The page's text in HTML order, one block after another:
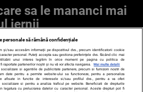
sa le mananci mai
iernii
personale să rămână confidențiale
și/sau accesăm informații pe dispozitivul dvs., precum identificatorii cookie
personal. Puteți accepta sau gestiona preferințele dvs. făcând clic mai
unui interes legitim în orice moment pe pagina cu politica de
raportate partenerilor noștri și nu vă vor afecta navigarea.
Mai multe detalii
si agentiile de publicitate partenere, precum si furnizorii nostri de
date pentru a permite website-ului sa functioneze, pentru a personaliza
afisate in functie de interesele si/sau profilul dvs., pentru a va oferi
socializare si pentru a analiza traficul pe website. Beneficiati de drepturile
legatura cu prelucrarea datelor cu caracter personal. Aceste drepturi pot fi